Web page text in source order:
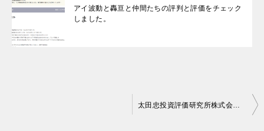
アイ波動と轟亘と仲間たちの評判と評価をチェック
しました。
太田忠投資評価研究所株式会社の評判と評価をチェックしました。